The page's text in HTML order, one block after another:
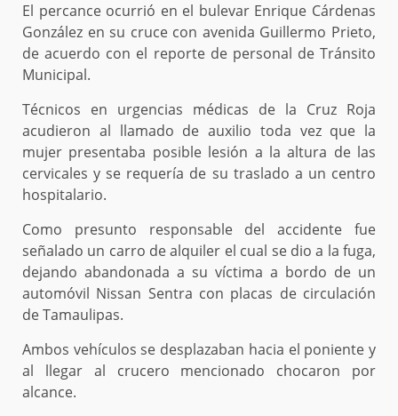
El percance ocurrió en el bulevar Enrique Cárdenas
González en su cruce con avenida Guillermo Prieto,
de acuerdo con el reporte de personal de Tránsito
Municipal.
Técnicos en urgencias médicas de la Cruz Roja
acudieron al llamado de auxilio toda vez que la
mujer presentaba posible lesión a la altura de las
cervicales y se requería de su traslado a un centro
hospitalario.
Como presunto responsable del accidente fue
señalado un carro de alquiler el cual se dio a la fuga,
dejando abandonada a su víctima a bordo de un
automóvil Nissan Sentra con placas de circulación
de Tamaulipas.
Ambos vehículos se desplazaban hacia el poniente y
al llegar al crucero mencionado chocaron por
alcance.